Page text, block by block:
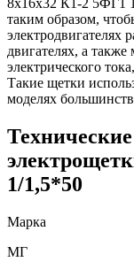
таким образом,
электродвигателях
двигателях, а
электрического
Такие щетки
моделях
1/1,5*50
Марка
МГ